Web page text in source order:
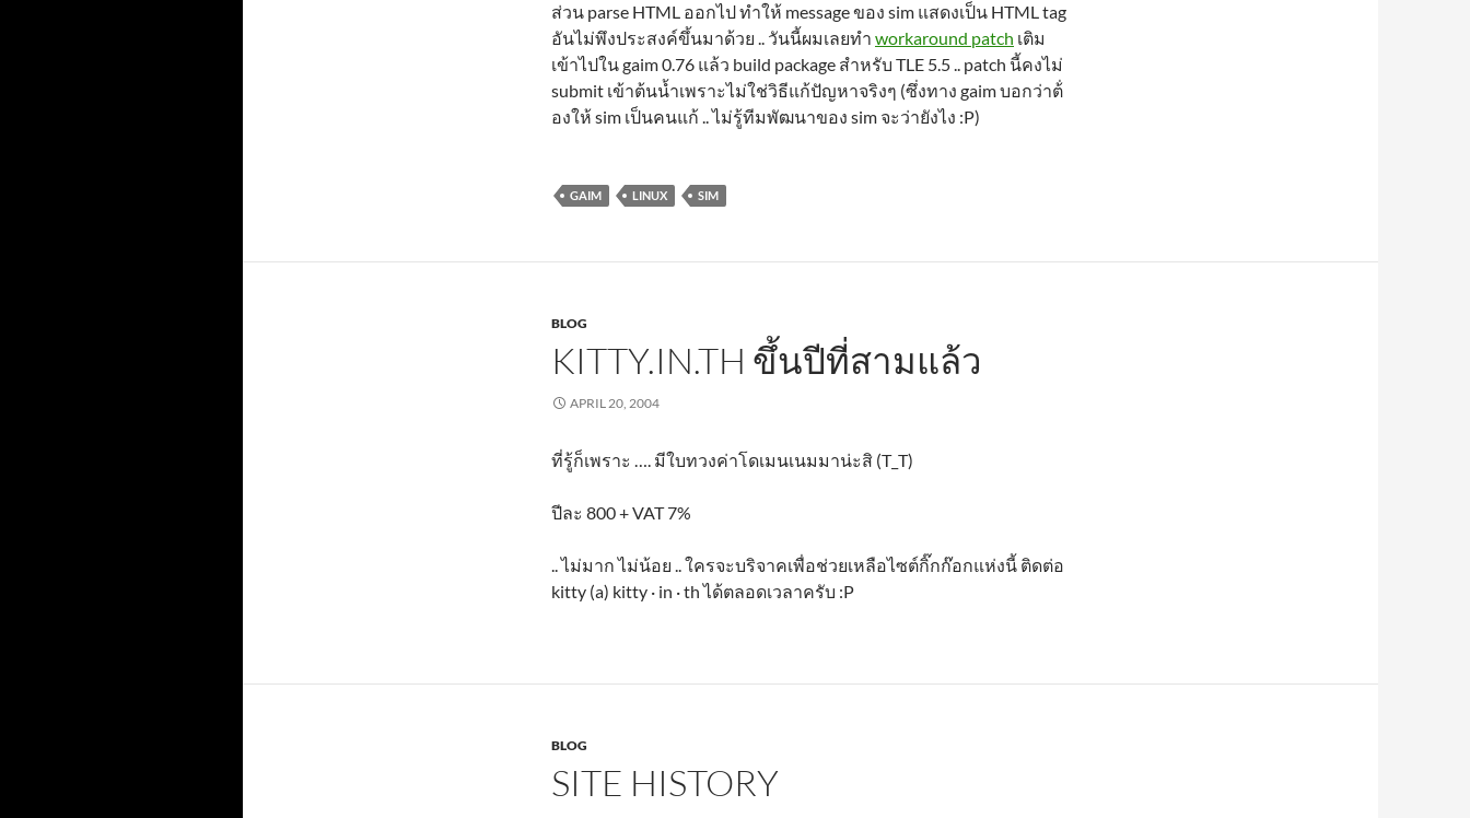
ส่วน parse HTML ออกไป ทำให้ message ของ sim แสดงเป็น HTML tag
อันไม่พึงประสงค์ขึ้นมาด้วย .. วันนี้ผมเลยทำ workaround patch เติม
เข้าไปใน gaim 0.76 แล้ว build package สำหรับ TLE 5.5 .. patch นี้คงไม่
submit เข้าต้นน้ำเพราะไม่ใช่วิธีแก้ปัญหาจริงๆ (ซึ่งทาง gaim บอกว่าต้่
องให้ sim เป็นคนแก้ .. ไม่รู้ทีมพัฒนาของ sim จะว่ายังไง :P)
GAIM LINUX SIM
BLOG
KITTY.IN.TH ขึ้นปีที่สามแล้ว
APRIL 20, 2004
ที่รู้ก็เพราะ …. มีใบทวงค่าโดเมนเนมมาน่ะสิ (T_T)
ปีละ 800 + VAT 7%
.. ไม่มาก ไม่น้อย .. ใครจะบริจาคเพื่อช่วยเหลือไซต์กิ๊กก๊อกแห่งนี้ ติดต่อ
kitty (a) kitty · in · th ได้ตลอดเวลาครับ :P
BLOG
SITE HISTORY